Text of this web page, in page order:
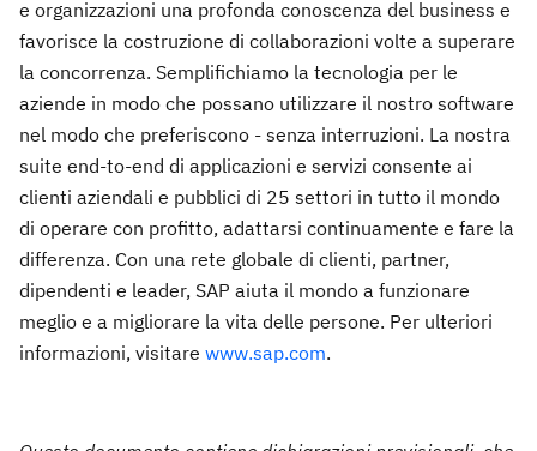
e organizzazioni una profonda conoscenza del business e
favorisce la costruzione di collaborazioni volte a superare
la concorrenza. Semplifichiamo la tecnologia per le
aziende in modo che possano utilizzare il nostro software
nel modo che preferiscono - senza interruzioni. La nostra
suite end-to-end di applicazioni e servizi consente ai
clienti aziendali e pubblici di 25 settori in tutto il mondo
di operare con profitto, adattarsi continuamente e fare la
differenza. Con una rete globale di clienti, partner,
dipendenti e leader, SAP aiuta il mondo a funzionare
meglio e a migliorare la vita delle persone. Per ulteriori
informazioni, visitare www.sap.com.